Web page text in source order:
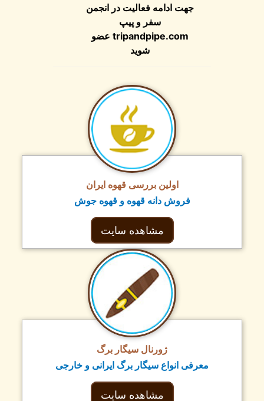
جهت ادامه فعالیت در انجمن
سفر و پیپ
tripandpipe.comعضو
شوید
اولین بررسی قهوه ایران
فروش دانه قهوه و قهوه جوش
مشاهده سایت
ژورنال سیگار برگ
معرفی انواع سیگار برگ ایرانی و خارجی
مشاهده سایت